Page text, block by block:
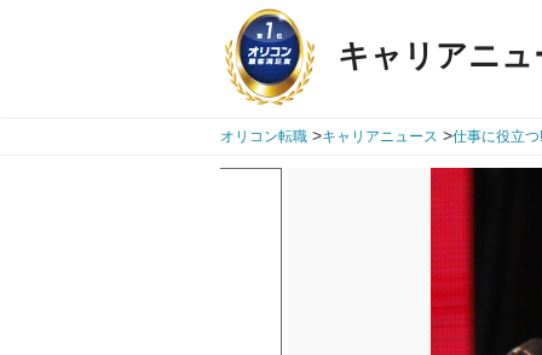
キャリアニュ
オリコン転職 >キャリアニュース >仕事に役立